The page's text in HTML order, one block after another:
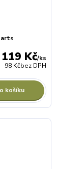
119 Kč/ks
98 Kčbez DPH
košíku